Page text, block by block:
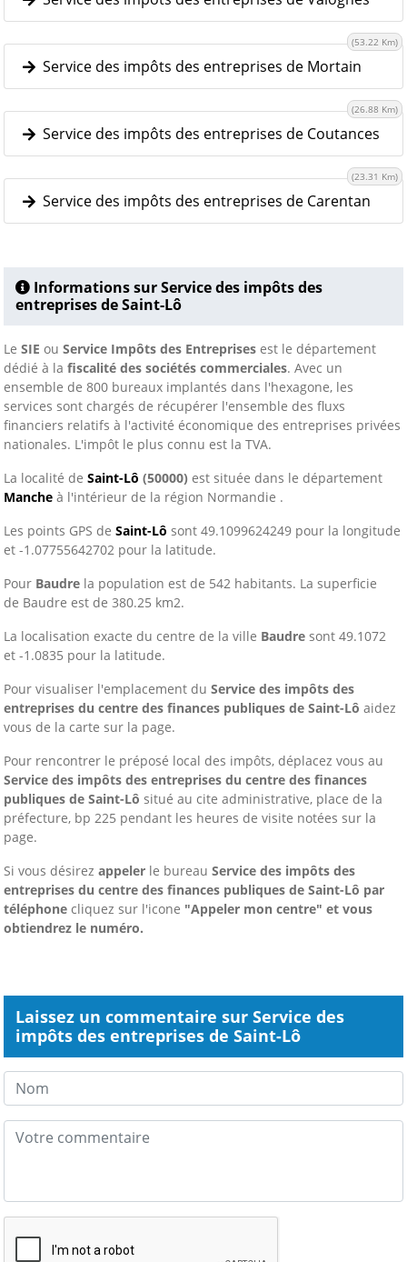
Service des impôts des entreprises de Mortain
(53.22 Km)
Service des impôts des entreprises de Coutances
(26.88 Km)
Service des impôts des entreprises de Carentan
(23.31 Km)
Informations sur Service des impôts des
entreprises de Saint-Lô
Le SIE ou Service Impôts des Entreprises est le département
dédié à la fiscalité des sociétés commerciales. Avec un
ensemble de 800 bureaux implantés dans l'hexagone, les
services sont chargés de récupérer l'ensemble des fluxs
financiers relatifs à l'activité économique des entreprises privées
nationales. L'impôt le plus connu est la TVA.
La localité de Saint-Lô (50000) est située dans le département
Manche à l'intérieur de la région Normandie .
Les points GPS de Saint-Lô sont 49.1099624249 pour la longitude
et -1.07755642702 pour la latitude.
Pour Baudre la population est de 542 habitants. La superficie
de Baudre est de 380.25 km2.
La localisation exacte du centre de la ville Baudre sont 49.1072
et -1.0835 pour la latitude.
Pour visualiser l'emplacement du Service des impôts des
entreprises du centre des finances publiques de Saint-Lô aidez
vous de la carte sur la page.
Pour rencontrer le préposé local des impôts, déplacez vous au
Service des impôts des entreprises du centre des finances
publiques de Saint-Lô situé au cite administrative, place de la
préfecture, bp 225 pendant les heures de visite notées sur la
page.
Si vous désirez appeler le bureau Service des impôts des
entreprises du centre des finances publiques de Saint-Lô par
téléphone cliquez sur l'icone "Appeler mon centre" et vous
obtiendrez le numéro.
Laissez un commentaire sur Service des
impôts des entreprises de Saint-Lô